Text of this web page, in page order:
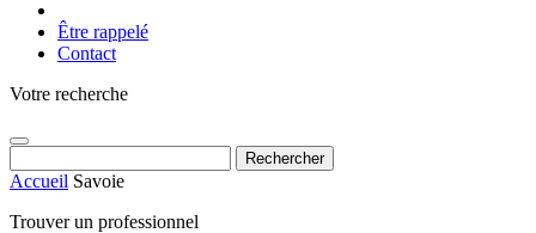
Être rappelé
Contact
Votre recherche
Accueil Savoie
Trouver un professionnel